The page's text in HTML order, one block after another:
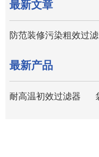
最新文章
防范装修污染粗效过
最新产品
耐高温初效过滤器